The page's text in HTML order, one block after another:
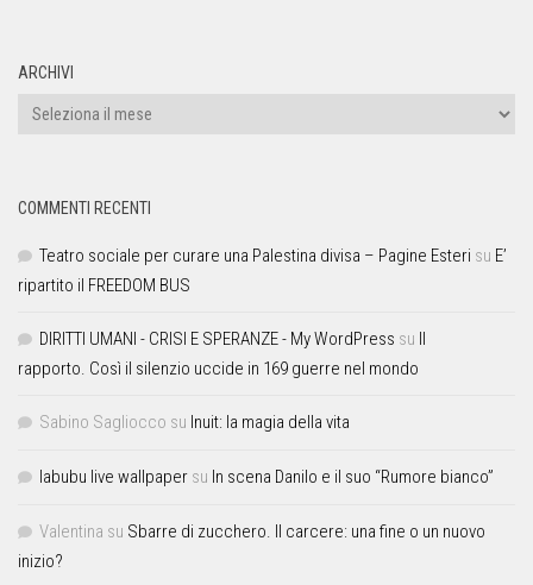
ARCHIVI
COMMENTI RECENTI
Teatro sociale per curare una Palestina divisa – Pagine Esteri su E’
ripartito il FREEDOM BUS
DIRITTI UMANI - CRISI E SPERANZE - My WordPress su Il
rapporto. Così il silenzio uccide in 169 guerre nel mondo
Sabino Sagliocco su Inuit: la magia della vita
labubu live wallpaper su In scena Danilo e il suo “Rumore bianco”
Valentina su Sbarre di zucchero. Il carcere: una fine o un nuovo
inizio?